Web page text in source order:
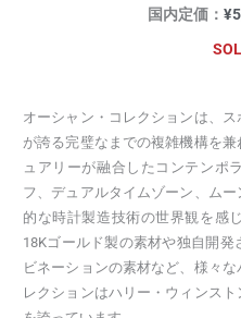
国内定価： ¥
オーシャン・コレクションは、
が誇る完璧なまでの複雑機構を
ュアリーが融合したコンテンポ
フ、デュアルタイムゾーン、ム
的な時計製造技術の世界観を感
18Kゴールド製の素材や独自開
ビネーションの素材など、様々
レクションはハリー・ウィンス